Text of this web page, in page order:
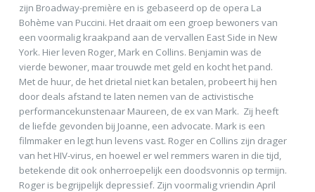
zijn Broadway-première en is gebaseerd op de opera La
Bohème van Puccini. Het draait om een groep bewoners van
een voormalig kraakpand aan de vervallen East Side in New
York. Hier leven Roger, Mark en Collins. Benjamin was de
vierde bewoner, maar trouwde met geld en kocht het pand.
Met de huur, de het drietal niet kan betalen, probeert hij hen
door deals afstand te laten nemen van de activistische
performancekunstenaar Maureen, de ex van Mark. Zij heeft
de liefde gevonden bij Joanne, een advocate. Mark is een
filmmaker en legt hun levens vast. Roger en Collins zijn drager
van het HIV-virus, en hoewel er wel remmers waren in die tijd,
betekende dit ook onherroepelijk een doodsvonnis op termijn.
Roger is begrijpelijk depressief. Zijn voormalig vriendin April